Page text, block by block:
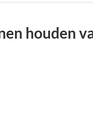
houden